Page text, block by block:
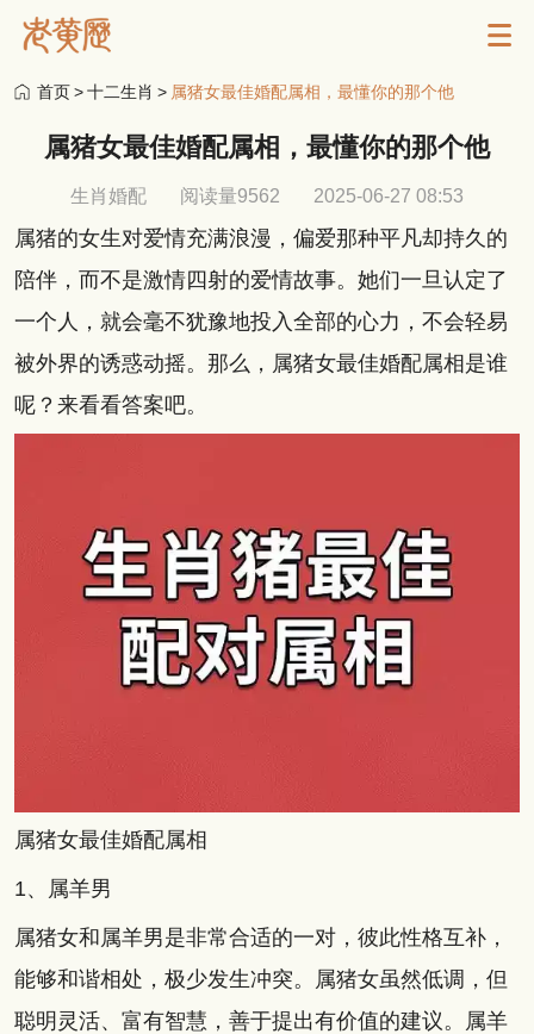
首页>十二生肖 > 属猪女最佳婚配属相，最懂你的那个他
属猪女最佳婚配属相，最懂你的那个他
生肖婚配 阅读量9562 2025-06-27 08:53
属猪的女生对爱情充满浪漫，偏爱那种平凡却持久的
陪伴，而不是激情四射的爱情故事。她们一旦认定了
一个人，就会毫不犹豫地投入全部的心力，不会轻易
被外界的诱惑动摇。那么，属猪女最佳婚配属相是谁
呢？来看看答案吧。
属猪女最佳婚配属相
1、属羊男
属猪女和属羊男是非常合适的一对，彼此性格互补，
能够和谐相处，极少发生冲突。属猪女虽然低调，但
聪明灵活、富有智慧，善于提出有价值的建议。属羊